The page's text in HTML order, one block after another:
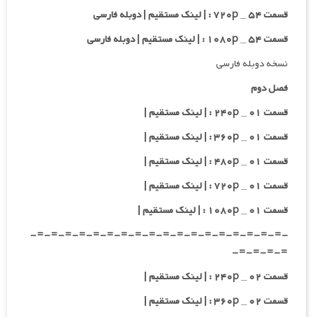
قسمت ۵۴ _ ۷۲۰p : | لینک مستقیم | دوبله فارسی
قسمت ۵۴ _ ۱۰۸۰p : | لینک مستقیم | دوبله فارسی
نسخه دوبله فارسی
فصل دوم
قسمت ۰۱ _ ۲۴۰p : | لینک مستقیم |
قسمت ۰۱ _ ۳۶۰p : | لینک مستقیم |
قسمت ۰۱ _ ۴۸۰p : | لینک مستقیم |
قسمت ۰۱ _ ۷۲۰p : | لینک مستقیم |
قسمت ۰۱ _ ۱۰۸۰p : | لینک مستقیم |
-=-=-=-=-=-=-=-=-=-=-=-=-=-=-=-=-=-=-
=-=-=-=-
قسمت ۰۲ _ ۲۴۰p : | لینک مستقیم |
قسمت ۰۲ _ ۳۶۰p : | لینک مستقیم |